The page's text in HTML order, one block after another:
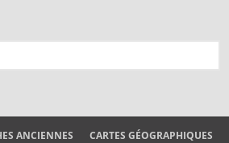
ANCIENNES CARTES GÉOGRAPHIQUES